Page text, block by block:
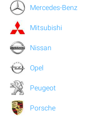
Mercedes-Benz
Mitsubishi
Nissan
Opel
Peugeot
Porsche